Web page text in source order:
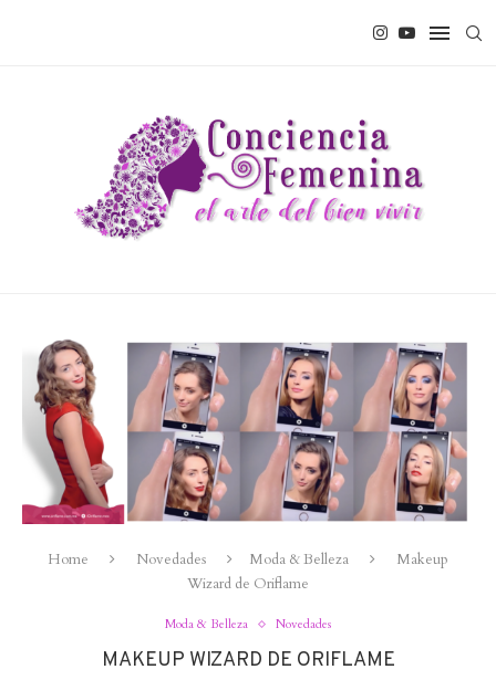
Home Novedades Moda & Belleza
Makeup
Wizard de Oriflame
Moda & Belleza Novedades
MAKEUP WIZARD DE ORIFLAME